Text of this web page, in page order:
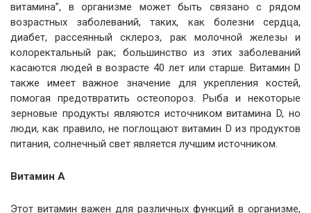
витамина”, в организме может быть связано с рядом
возрастных заболеваний, таких, как болезни сердца,
диабет, рассеянный склероз, рак молочной железы и
колоректальный рак; большинство из этих заболеваний
касаются людей в возрасте 40 лет или старше. Витамин D
также имеет важное значение для укрепления костей,
помогая предотвратить остеопороз. Рыба и некоторые
зерновые продукты являются источником витамина D, но
люди, как правило, не поглощают витамин D из продуктов
питания, солнечный свет является лучшим источником.
Витамин А
Этот витамин важен для различных функций в организме,